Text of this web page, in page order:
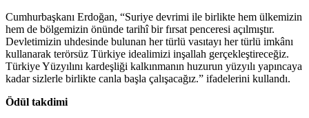
Cumhurbaşkanı Erdoğan, “Suriye devrimi ile birlikte hem ülkemizin
hem de bölgemizin önünde tarihî bir fırsat penceresi açılmıştır.
Devletimizin uhdesinde bulunan her türlü vasıtayı her türlü imkânı
kullanarak terörsüz Türkiye idealimizi inşallah gerçekleştireceğiz.
Türkiye Yüzyılını kardeşliği kalkınmanın huzurun yüzyılı yapıncaya
kadar sizlerle birlikte canla başla çalışacağız.” ifadelerini kullandı.
Ödül takdimi